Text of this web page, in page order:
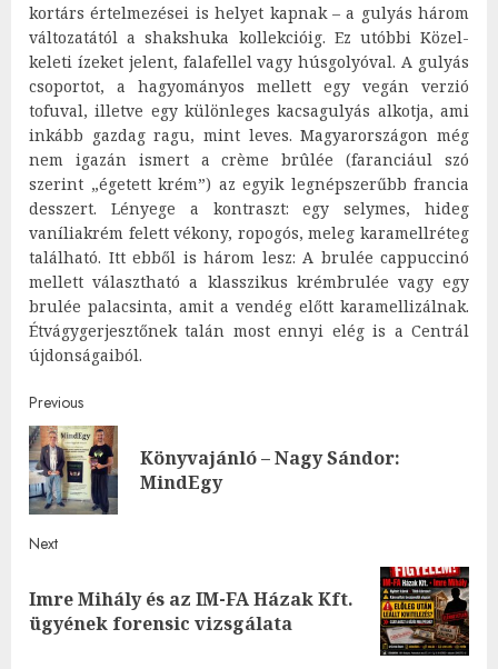
kortárs értelmezései is helyet kapnak – a gulyás három
változatától a shakshuka kollekcióig. Ez utóbbi Közel-
keleti ízeket jelent, falafellel vagy húsgolyóval. A gulyás
csoportot, a hagyományos mellett egy vegán verzió
tofuval, illetve egy különleges kacsagulyás alkotja, ami
inkább gazdag ragu, mint leves. Magyarországon még
nem igazán ismert a crème brûlée (faranciául szó
szerint „égetett krém”) az egyik legnépszerűbb francia
desszert. Lényege a kontraszt: egy selymes, hideg
vaníliakrém felett vékony, ropogós, meleg karamellréteg
található. Itt ebből is három lesz: A brulée cappuccinó
mellett választható a klasszikus krémbrulée vagy egy
brulée palacsinta, amit a vendég előtt karamellizálnak.
Étvágygerjesztőnek talán most ennyi elég is a Centrál
újdonságaiból.
Post
navigation
Previous
Könyvajánló – Nagy Sándor:
MindEgy
Next
Next
post:
Imre Mihály és az IM-FA Házak Kft.
ügyének forensic vizsgálata